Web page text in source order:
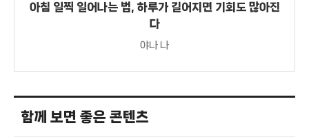
아침 일찍 일어나는 법, 하루가 길어지면 기회도 많아진
다
야나 나
함께 보면 좋은 콘텐츠